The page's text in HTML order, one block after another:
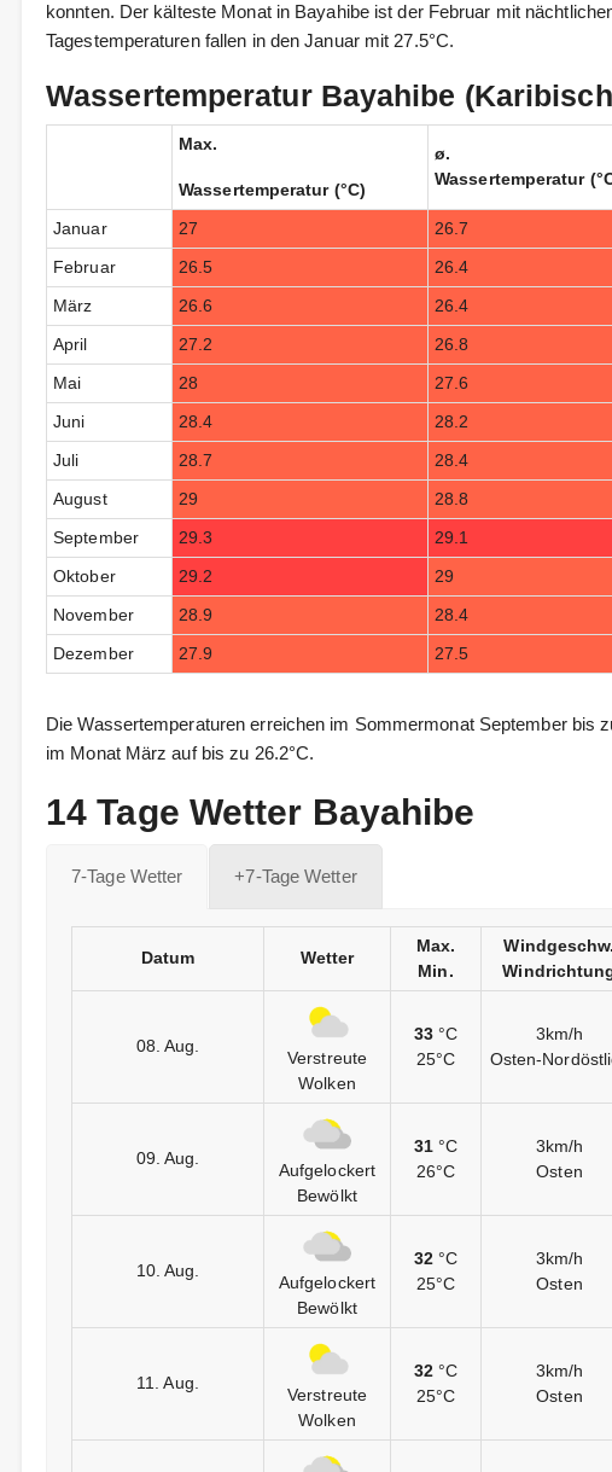
konnten. Der kälteste Monat in Bayahibe ist der Februar mit
Tagestemperaturen fallen in den Januar mit 27.5°C.
Wassertemperatur Bayahibe
Max.
Wassertemperatur (°C)
ø.
Wassertemperatur
Januar 27 26.7
Februar 26.5 26.4
März 26.6 26.4
April 27.2 26.8
Mai 28 27.6
Juni 28.4 28.2
Juli 28.7 28.4
August 29 28.8
September 29.3 29.1
Oktober 29.2 29
November 28.9 28.4
Dezember 27.9 27.5
Die Wassertemperaturen erreichen im Sommermonat September bis
im Monat März auf bis zu 26.2°C.
14 Tage Wetter Bayahibe
7-Tage Wetter +7-Tage Wetter
Datum Wetter
Max.
Min.
Windgeschw.
08. Aug.
Verstreute
Wolken
33 °C
25°C
3km/h
Osten-
09. Aug.
Aufgelockert
Bewölkt
31 °C
26°C
3km/h
Osten
10. Aug.
Aufgelockert
Bewölkt
32 °C
25°C
3km/h
Osten
11. Aug.
Verstreute
Wolken
32 °C
25°C
3km/h
Osten